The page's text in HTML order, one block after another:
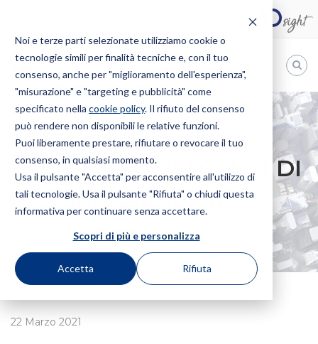
Noi e terze parti selezionate utilizziamo cookie o
tecnologie simili per finalità tecniche e, con il tuo
consenso, anche per "miglioramento dell'esperienza",
"misurazione" e "targeting e pubblicità" come
specificato nella cookie policy. Il rifiuto del consenso
può rendere non disponibili le relative funzioni.
Puoi liberamente prestare, rifiutare o revocare il tuo
consenso, in qualsiasi momento.
Usa il pulsante "Accetta" per acconsentire all'utilizzo di
tali tecnologie. Usa il pulsante "Rifiuta" o chiudi questa
informativa per continuare senza accettare.
Scopri di più e personalizza
Accetta Rifiuta
Bugnion
The
way
HOME NEWS BUGNION È PARTNER DI LEADERSHIP4SMES
BUGNION È PARTNER DI
LEADERSHIP4SMES
22 Marzo 2021